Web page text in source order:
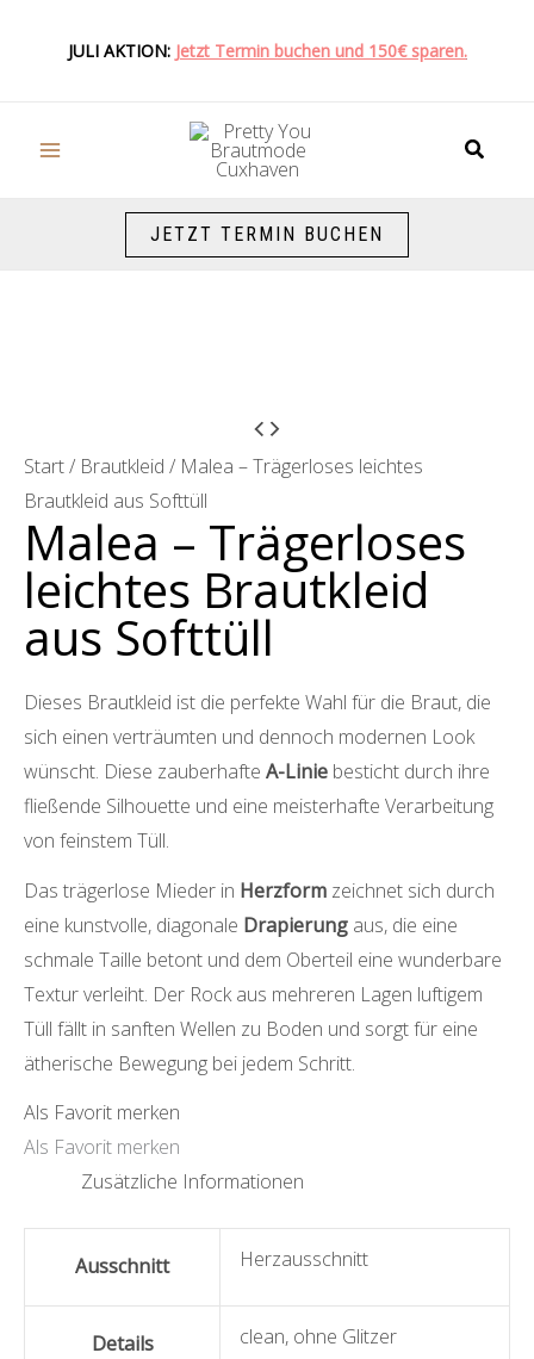
JULI AKTION: Jetzt Termin buchen und 150€ sparen.
JETZT TERMIN BUCHEN
Start/ Brautkleid / Malea – Trägerloses leichtes
Brautkleid aus Softtüll
Malea – Trägerloses
leichtes Brautkleid
aus Softtüll
Dieses Brautkleid ist die perfekte Wahl für die Braut, die
sich einen verträumten und dennoch modernen Look
wünscht. Diese zauberhafte A-Linie besticht durch ihre
fließende Silhouette und eine meisterhafte Verarbeitung
von feinstem Tüll.
Das trägerlose Mieder in Herzform zeichnet sich durch
eine kunstvolle, diagonale Drapierung aus, die eine
schmale Taille betont und dem Oberteil eine wunderbare
Textur verleiht. Der Rock aus mehreren Lagen luftigem
Tüll fällt in sanften Wellen zu Boden und sorgt für eine
ätherische Bewegung bei jedem Schritt.
Als Favorit merken
Als Favorit merken
Zusätzliche Informationen
Ausschnitt Herzausschnitt
Details clean, ohne Glitzer